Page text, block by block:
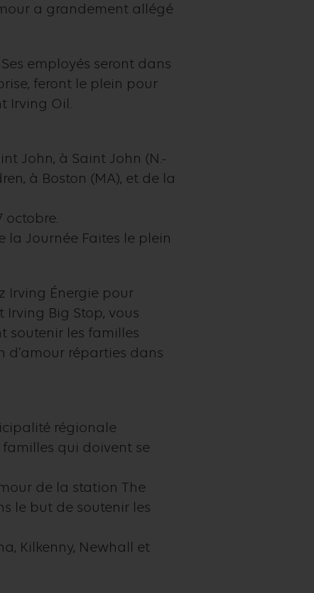
a grandement allégé
employés seront dans
feront le plein pour
Irving Oil.
John, à Saint John (N.-
à Boston (MA), et de la
la Journée Faites le plein
Irving Énergie pour
Big Stop, vous
soutenir les familles
d’amour réparties dans
régionale
familles qui doivent se
de la station The
le but de soutenir les
Kilkenny, Newhall et